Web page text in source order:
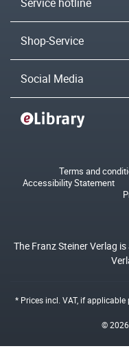
Shop-Service
Social Media
Terms and
Accessibility Statement
The Franz Steiner Verlag
* Prices incl. VAT, if applicable
©